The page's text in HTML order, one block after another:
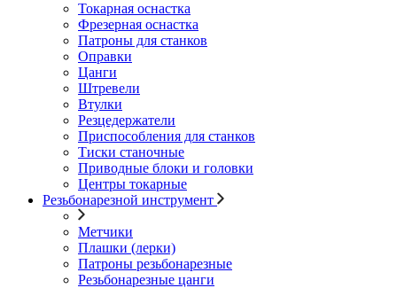
Токарная оснастка
Фрезерная оснастка
Патроны для станков
Оправки
Цанги
Штревели
Втулки
Резцедержатели
Приспособления для станков
Тиски станочные
Приводные блоки и головки
Центры токарные
Резьбонарезной инструмент
Метчики
Плашки (лерки)
Патроны резьбонарезные
Резьбонарезные цанги